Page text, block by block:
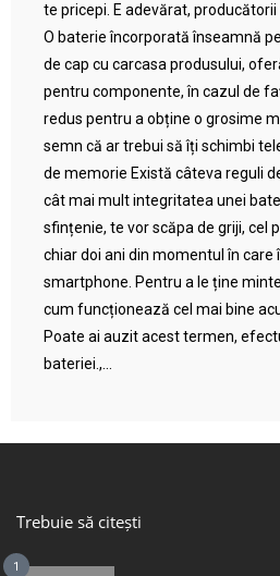
te pricepi. E adevărat,
O baterie încorporată înseamnă
de cap cu carcasa produsului,
pentru componente, în cazul de
redus pentru a obține o grosime
semn că ar trebui să îți schimbi
de memorie Există câteva reguli
cât mai mult integritatea unei
sfințenie, te vor scăpa de griji, cel
chiar doi ani din momentul în care
smartphone. Pentru a le ține
cum funcționează cel mai bine
Poate ai auzit acest termen,
bateriei.,...
Trebuie să citești
1